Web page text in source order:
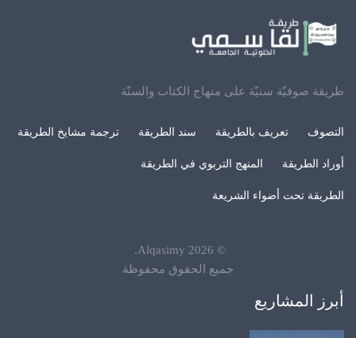
طريقة صوفيّة سنيّة على منهاج الكتاب والسنّة
التصوف تعريف بالطريقة سند الطريقة ترجمة مشايخ الطريقة
أوراد الطريقة المنهج التربوي في الطريقة
الطريقة تحت أضواء الشريعة
©
2026
Alqasimy
.
جميع الحقوق محفوظة
أبرز المشاريع